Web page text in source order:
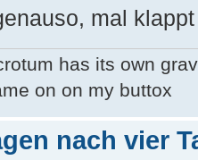
mal
has its own
on on my buttox
nach vier